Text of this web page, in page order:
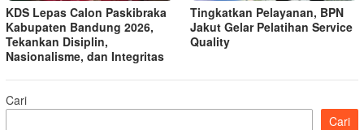
KDS Lepas Calon Paskibraka
Kabupaten Bandung 2026,
Tekankan Disiplin,
Nasionalisme, dan Integritas
Tingkatkan Pelayanan, BPN
Jakut Gelar Pelatihan Service
Quality
Cari
Cari